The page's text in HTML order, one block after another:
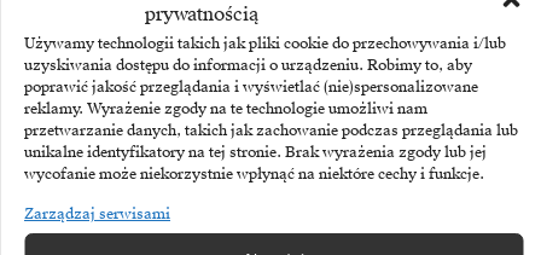
prywatnością
Używamy technologii takich jak pliki cookie do przechowywania i/lub
uzyskiwania dostępu do informacji o urządzeniu. Robimy to, aby
poprawić jakość przeglądania i wyświetlać (nie)spersonalizowane
reklamy. Wyrażenie zgody na te technologie umożliwi nam
przetwarzanie danych, takich jak zachowanie podczas przeglądania lub
unikalne identyfikatory na tej stronie. Brak wyrażenia zgody lub jej
wycofanie może niekorzystnie wpłynąć na niektóre cechy i funkcje.
Zarządzaj serwisami